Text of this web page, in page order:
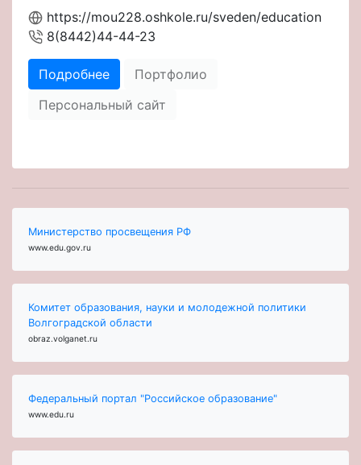
https://mou228.oshkole.ru/sveden/education
8(8442)44-44-23
Подробнее
Портфолио
Персональный сайт
Министерство просвещения РФ
www.edu.gov.ru
Комитет образования, науки и молодежной политики
Волгоградской области
obraz.volganet.ru
Федеральный портал "Российское образование"
www.edu.ru